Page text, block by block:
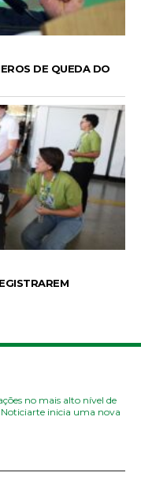
DE QUEDA DO
no mais alto nível de
Noticiarte inicia uma nova